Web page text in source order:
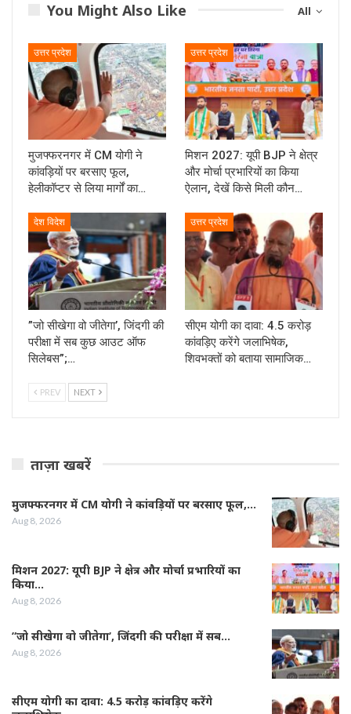
All
You Might Also Like
उत्तर प्रदेश
मुजफ्फरनगर में CM योगी ने
कांवड़ियों पर बरसाए फूल,
हेलीकॉप्टर से लिया मार्गों का…
उत्तर प्रदेश
मिशन 2027: यूपी BJP ने क्षेत्र
और मोर्चा प्रभारियों का किया
ऐलान, देखें किसे मिली कौन…
देश विदेश
”जो सीखेगा वो जीतेगा’, जिंदगी की
परीक्षा में सब कुछ आउट ऑफ
सिलेबस”;…
उत्तर प्रदेश
सीएम योगी का दावा: 4.5 करोड़
कांवड़िए करेंगे जलाभिषेक,
शिवभक्तों को बताया सामाजिक…
PREV NEXT
ताज़ा खबरें
मुजफ्फरनगर में CM योगी ने कांवड़ियों पर बरसाए फूल,…
Aug 8, 2026
मिशन 2027: यूपी BJP ने क्षेत्र और मोर्चा प्रभारियों का
किया…
Aug 8, 2026
”जो सीखेगा वो जीतेगा’, जिंदगी की परीक्षा में सब…
Aug 8, 2026
सीएम योगी का दावा: 4.5 करोड़ कांवड़िए करेंगे